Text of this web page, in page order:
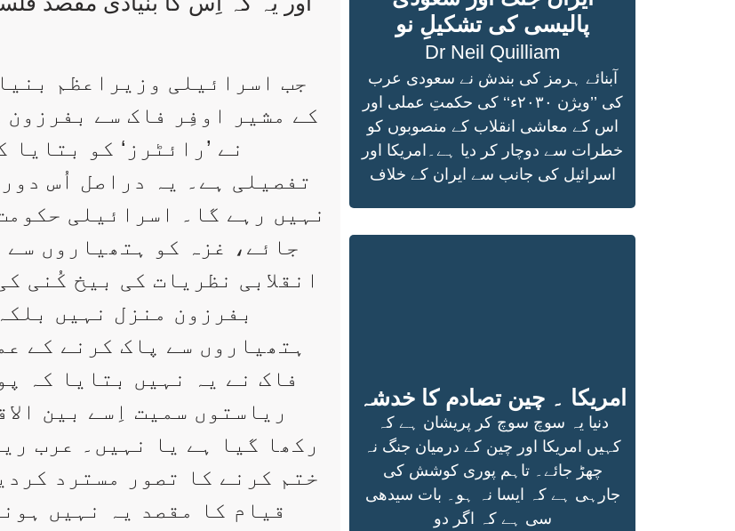
جب اسرائیلی وزیراعظم
کے مشیر اوفِر فاک سے
نے ’رائٹرز‘ کو
تفصیلی ہے۔ یہ دراصل اُس
نہیں رہے گا۔ اسرائیلی
جائے، غزہ کو ہتھیاروں سے
انقلابی نظریات کی بیخ کُنی
بفرزون منزل نہیں
ہتھیاروں سے پاک کرنے کے
فاک نے یہ نہیں بتایا کہ
ریاستوں سمیت اِسے بین
رکھا گیا ہے یا نہیں۔ عرب
ختم کرنے کا تصور مسترد
قیام کا مقصد یہ نہیں
پالیسی کی تشکیلِ نو
Dr Neil Quilliam
آبنائے ہرمز کی بندش نے سعودی عرب
کی ’’ویژن ۲۰۳۰ء‘‘ کی حکمتِ عملی اور
اس کے معاشی انقلاب کے منصوبوں کو
خطرات سے دوچار کر دیا ہے۔امریکا اور
اسرائیل کی جانب سے ایران کے خلاف
امریکا ۔ چین تصادم کا خدشہ
دنیا یہ سوچ سوچ کر پریشان ہے کہ
کہیں امریکا اور چین کے درمیان جنگ نہ
چھڑ جائے۔ تاہم پوری کوشش کی
جارہی ہے کہ ایسا نہ ہو۔ بات سیدھی
سی ہے کہ اگر دو